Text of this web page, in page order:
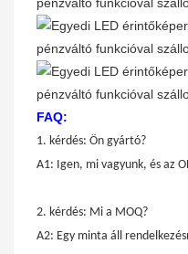
FAQ:
1. kérdés: Ön gyártó?
A1: Igen, mi vagyunk, és az
2. kérdés: Mi a MOQ?
A2: Egy minta áll